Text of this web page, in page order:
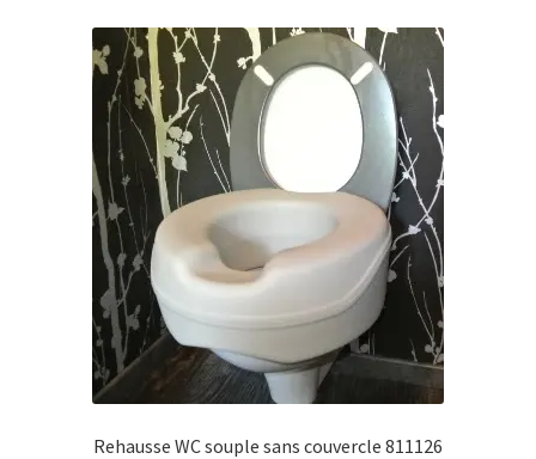
Rehausse WC souple sans couvercle 811126